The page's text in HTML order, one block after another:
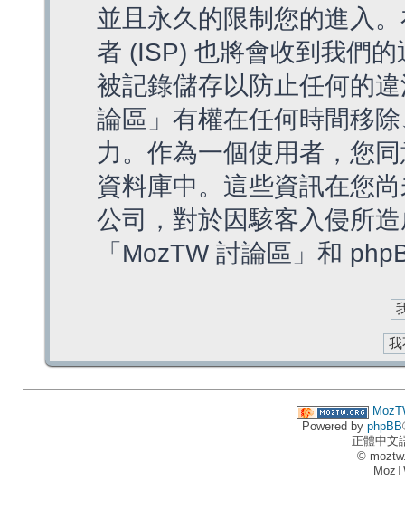
並且永久的限制您的進入
者 (ISP) 也將會收到我們
被記錄儲存以防止任何的
論區」有權在任何時間移
力。作為一個使用者，您
資料庫中。這些資訊在您
公司，對於因駭客入侵所
「MozTW 討論區」和
Powered by phpBB
正體中文
©